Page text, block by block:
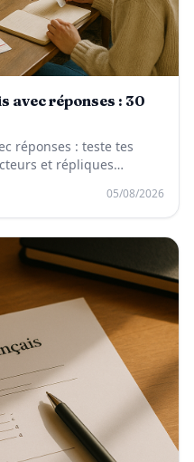
avec réponses : 30
réponses : teste tes
et répliques
05/08/2026